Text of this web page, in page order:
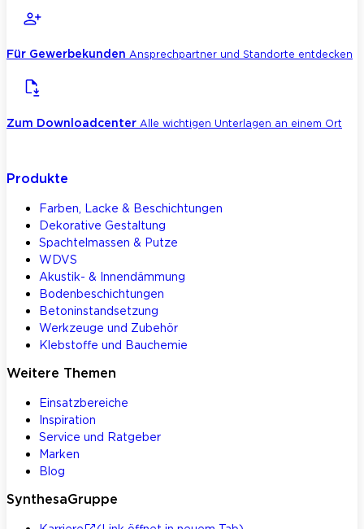
Für Gewerbekunden Ansprechpartner und Standorte entdecken
Zum Downloadcenter Alle wichtigen Unterlagen an einem Ort
Produkte
Farben, Lacke & Beschichtungen
Dekorative Gestaltung
Spachtelmassen & Putze
WDVS
Akustik- & Innendämmung
Bodenbeschichtungen
Betoninstandsetzung
Werkzeuge und Zubehör
Klebstoffe und Bauchemie
Weitere Themen
Einsatzbereiche
Inspiration
Service und Ratgeber
Marken
Blog
SynthesaGruppe